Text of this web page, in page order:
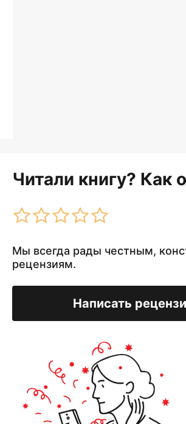
Читали книгу? Как
Мы всегда рады честным,
рецензиям.
Написать